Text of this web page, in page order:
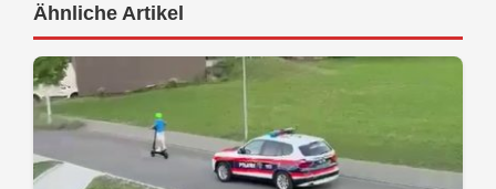
Ähnliche Artikel